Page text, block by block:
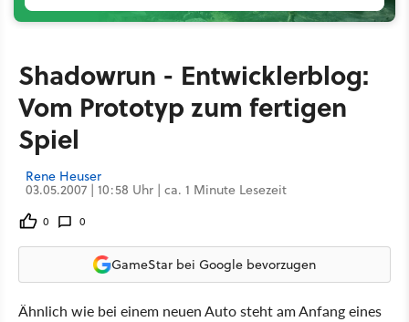
Shadowrun - Entwicklerblog:
Vom Prototyp zum fertigen
Spiel
Rene Heuser
03.05.2007 | 10:58 Uhr | ca. 1 Minute Lesezeit
0 0
GameStar bei Google bevorzugen
Ähnlich wie bei einem neuen Auto steht am Anfang eines